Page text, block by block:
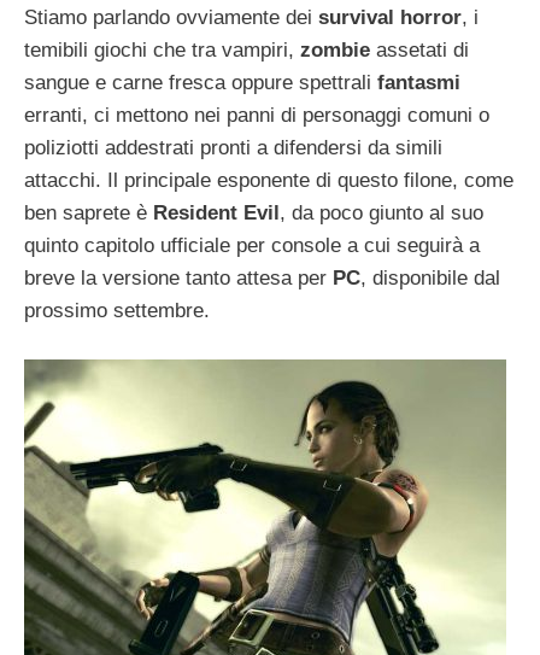
Stiamo parlando ovviamente dei survival horror, i
temibili giochi che tra vampiri, zombie assetati di
sangue e carne fresca oppure spettrali fantasmi
erranti, ci mettono nei panni di personaggi comuni o
poliziotti addestrati pronti a difendersi da simili
attacchi. Il principale esponente di questo filone, come
ben saprete è Resident Evil, da poco giunto al suo
quinto capitolo ufficiale per console a cui seguirà a
breve la versione tanto attesa per PC, disponibile dal
prossimo settembre.